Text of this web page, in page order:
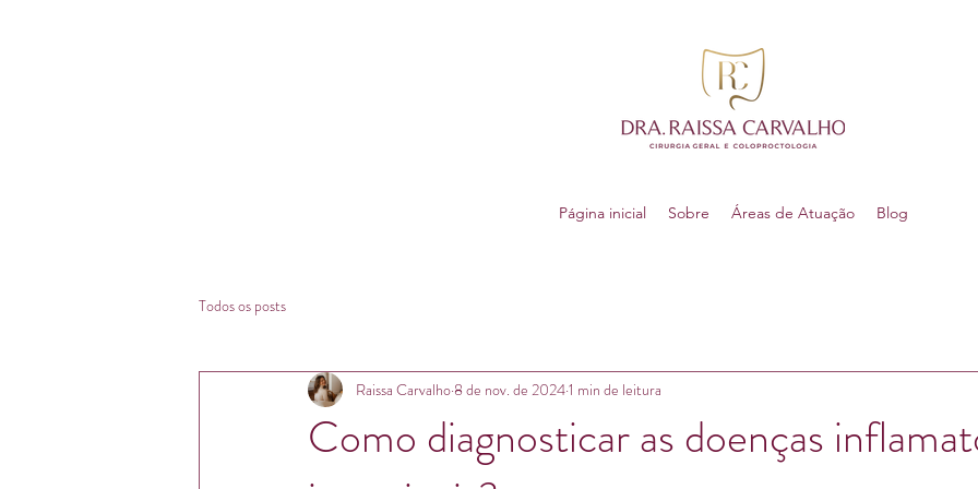
Página inicial Sobre Áreas de Atuação Blog
Todos os posts
Como diagnosticar as doenças
Raissa Carvalho 8 de nov. de 20241 min de leitura